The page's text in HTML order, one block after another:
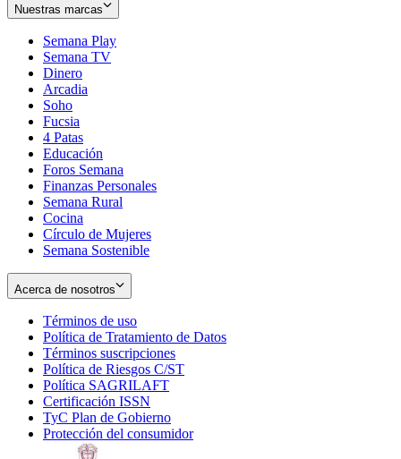
Nuestras marcas
Semana Play
Semana TV
Dinero
Arcadia
Soho
in
new
window
Fucsia
in
new
window
4 Patas
Educación
Foros Semana
Finanzas Personales
Semana Rural
Cocina
Círculo de Mujeres
Semana Sostenible
Acerca de nosotros
Términos de uso
in
new
window
Política de Tratamiento de Datos
Términos suscripciones
in
Política de Riesgos C/ST
Política SAGRILAFT
new
window
Certificación ISSN
in
new
TyC Plan de Gobierno
in
Protección del consumidorOpens